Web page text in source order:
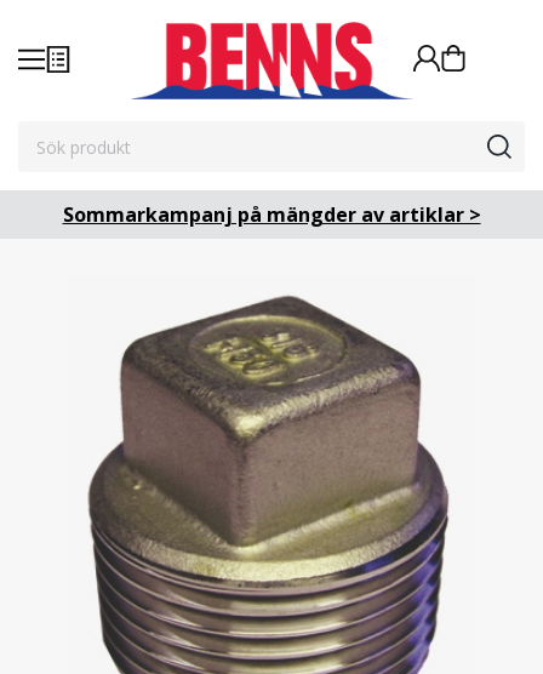
Sommarkampanj på mängder av artiklar >